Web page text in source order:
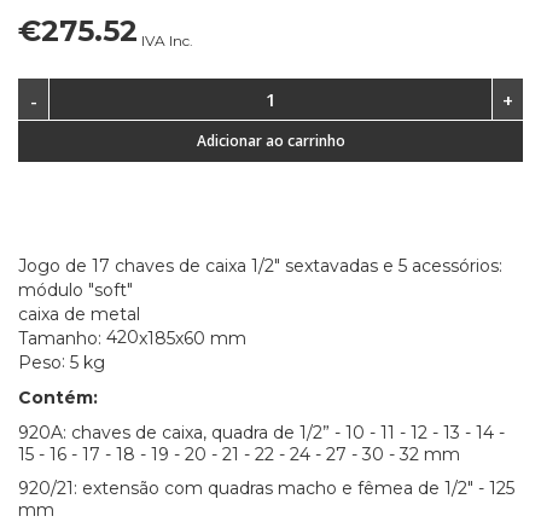
€275.52 IVA Inc.
Adicionar ao carrinho
Jogo de 17 chaves de caixa 1/2" sextavadas e 5 acessórios:
módulo "soft"
caixa de metal
Tamanho: 420x185x60 mm
Peso: 5 kg
Contém:
920A: chaves de caixa, quadra de 1/2” - 10 - 11 - 12 - 13 - 14 -
15 - 16 - 17 - 18 - 19 - 20 - 21 - 22 - 24 - 27 - 30 - 32 mm
920/21: extensão com quadras macho e fêmea de 1/2" - 125
mm